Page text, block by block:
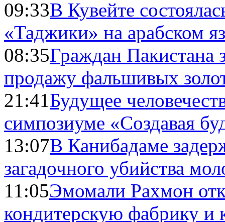
09:33В Кувейте
«Таджики» на арабском
08:35Граждан Пакистана
продажу фальшивых
21:41Будущее
симпозиуме «Создавая
13:07В Канибадаме
загадочного убийства
11:05Эмомали Рахмон
кондитерскую фабрику и